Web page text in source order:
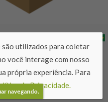
Sustentável – Cerrado.
Banco Interamericano de
(BID).
são utilizados para coletar
você interage com nosso
própria experiência. Para
de Privacidade.
navegando.